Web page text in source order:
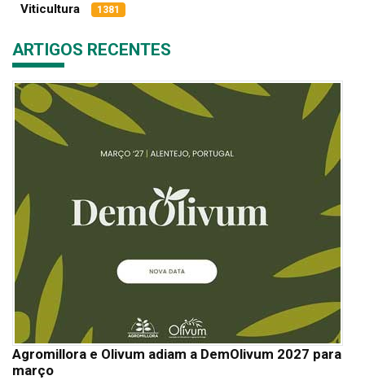
Viticultura 1381
ARTIGOS RECENTES
Agromillora e Olivum adiam a DemOlivum 2027 para
março